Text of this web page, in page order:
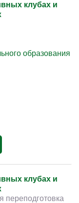
клубах и
образования
клубах и
переподготовка